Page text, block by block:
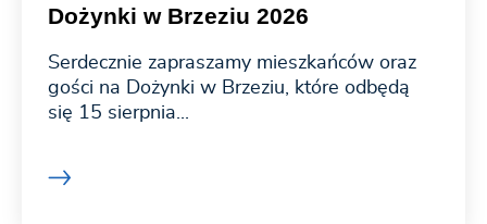
Dożynki w Brzeziu 2026
Serdecznie zapraszamy mieszkańców oraz
gości na Dożynki w Brzeziu, które odbędą
się 15 sierpnia...